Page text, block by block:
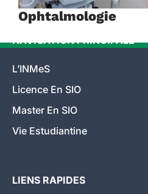
Ophtalmologie
NAVIGATION PRINCIPALE
L’INMeS
Licence En SIO
Master En SIO
Vie Estudiantine
LIENS RAPIDES